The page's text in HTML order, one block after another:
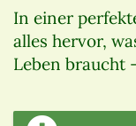
In einer
alles hervor,
Leben braucht